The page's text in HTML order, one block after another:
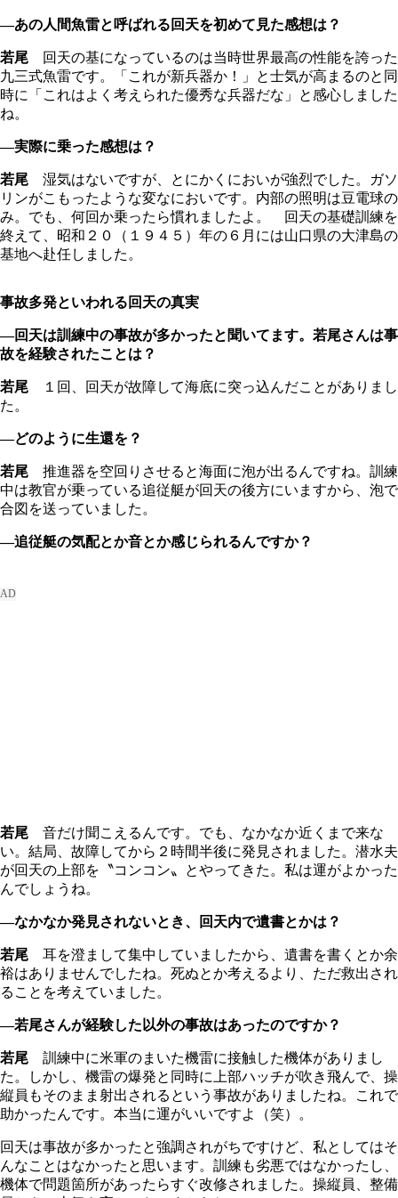
―あの人間魚雷と呼ばれる回天を初めて見た感想は？
若尾 回天の基になっているのは当時世界最高の性能を誇った
九三式魚雷です。「これが新兵器か！」と士気が高まるのと同
時に「これはよく考えられた優秀な兵器だな」と感心しました
ね。
―実際に乗った感想は？
若尾 湿気はないですが、とにかくにおいが強烈でした。ガソ
リンがこもったような変なにおいです。内部の照明は豆電球の
み。でも、何回か乗ったら慣れましたよ。 回天の基礎訓練を
終えて、昭和２０（１９４５）年の６月には山口県の大津島の
基地へ赴任しました。
事故多発といわれる回天の真実
―回天は訓練中の事故が多かったと聞いてます。若尾さんは事
故を経験されたことは？
若尾 １回、回天が故障して海底に突っ込んだことがありまし
た。
―どのように生還を？
若尾 推進器を空回りさせると海面に泡が出るんですね。訓練
中は教官が乗っている追従艇が回天の後方にいますから、泡で
合図を送っていました。
―追従艇の気配とか音とか感じられるんですか？
若尾 音だけ聞こえるんです。でも、なかなか近くまで来な
い。結局、故障してから２時間半後に発見されました。潜水夫
が回天の上部を〝コンコン〟とやってきた。私は運がよかった
んでしょうね。
―なかなか発見されないとき、回天内で遺書とかは？
若尾 耳を澄まして集中していましたから、遺書を書くとか余
裕はありませんでしたね。死ぬとか考えるより、ただ救出され
ることを考えていました。
―若尾さんが経験した以外の事故はあったのですか？
若尾 訓練中に米軍のまいた機雷に接触した機体がありまし
た。しかし、機雷の爆発と同時に上部ハッチが吹き飛んで、操
縦員もそのまま射出されるという事故がありましたね。これで
助かったんです。本当に運がいいですよ（笑）。
回天は事故が多かったと強調されがちですけど、私としてはそ
んなことはなかったと思います。訓練も劣悪ではなかったし、
機体で問題箇所があったらすぐ改修されました。操縦員、整備